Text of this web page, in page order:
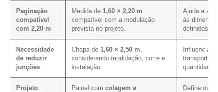
Paginação
compatível
com 2,20 m
Medida de 1,60 × 2,20 m
compatível com a modulação
prevista no projeto.
Ajuda a
às
definidas.
Necessidade
de reduzir
junções
Chapa de 1,60 × 2,50 m
considerando modulação, corte e
instalação.
Influencia
transporte,
quantidade
Projeto
Painel com colagem e
Define os